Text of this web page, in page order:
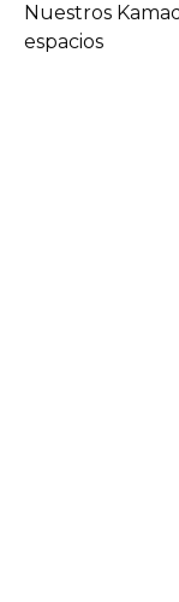
Nuestros
espacios